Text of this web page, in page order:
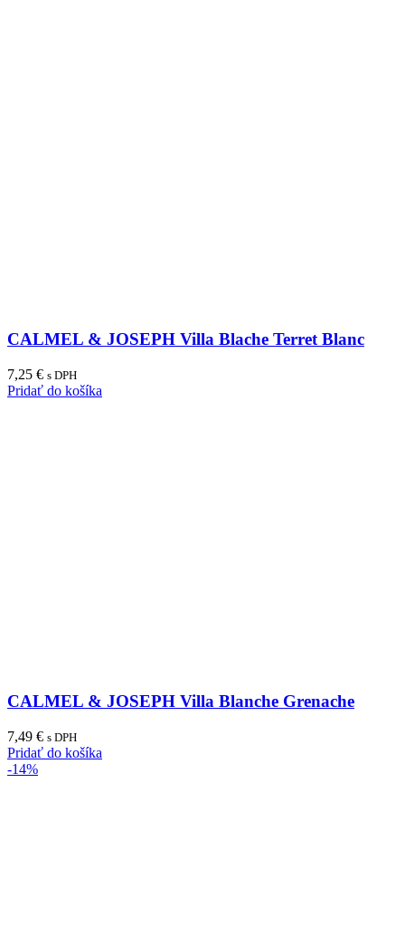
CALMEL & JOSEPH Villa Blache Terret Blanc
7,25 € s DPH
Pridať do košíka
CALMEL & JOSEPH Villa Blanche Grenache
7,49 € s DPH
Pridať do košíka
-14%